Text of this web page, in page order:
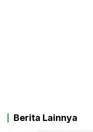
Berita Lainnya